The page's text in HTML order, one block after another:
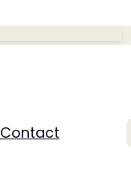
Contact